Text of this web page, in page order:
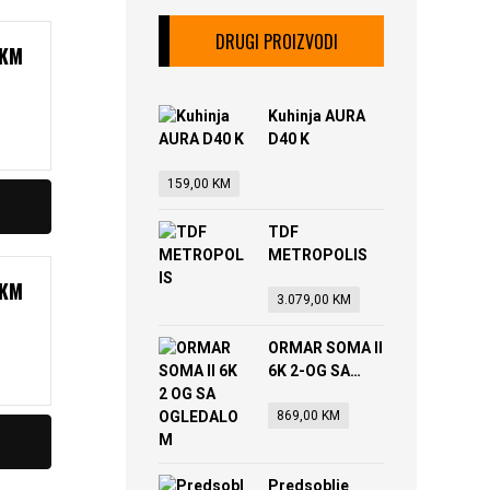
KM
KM
DRUGI PROIZVODI
Kuhinja AURA
D40 K
159,00 KM
TDF
METROPOLIS
3.079,00 KM
ORMAR SOMA II
6K 2-OG SA
869,00 KM
Predsoblje